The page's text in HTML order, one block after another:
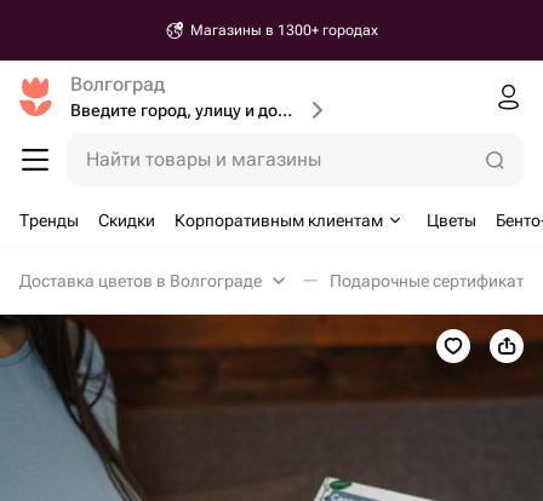
Магазины в 1300+ городах
Волгоград
Введите город, улицу и дом доставки
Найти товары и магазины
Тренды Скидки Корпоративным клиентам Цветы
Доставка цветов в Волгограде Подарочные сертификаты